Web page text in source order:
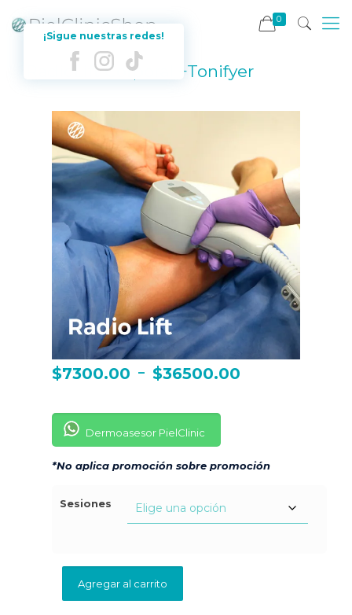
0
RadioLift Corporal +Tonifyer
$7300.00 - $36500.00
Dermoasesor PielClinic
*No aplica promoción sobre promoción
Sesiones
Agregar al carrito
¡Sigue nuestras redes!